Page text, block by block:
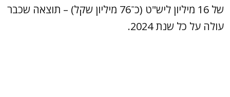
של 16 מיליון ליש"ט (כ־76 מיליון שקל) – תוצאה שכבר
עולה על כל שנת 2024.